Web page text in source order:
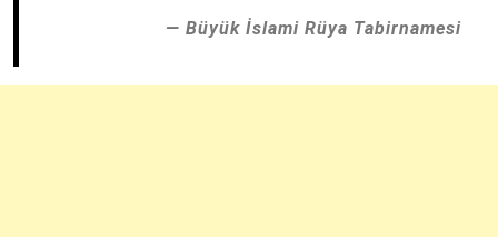
Büyük İslami Rüya Tabirnamesi